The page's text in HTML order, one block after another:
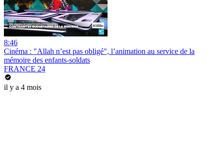
8:46
Cinéma : "Allah n’est pas obligé", l’animation au service de la
mémoire des enfants-soldats
FRANCE 24
il y a 4 mois